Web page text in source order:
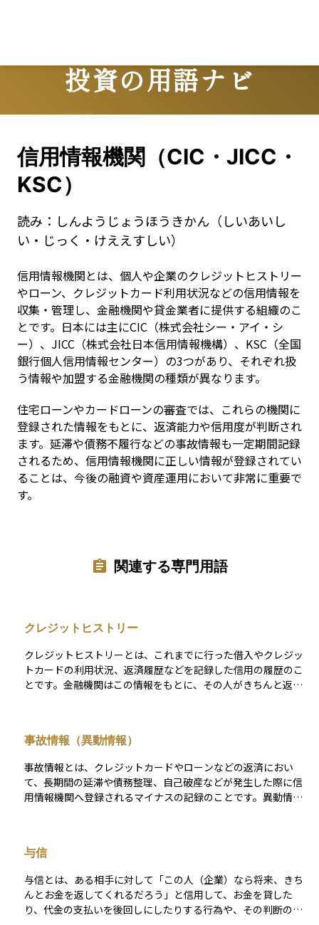
投資の用語ナビ
Terms
信用情報機関（CIC・JICC・
KSC）
読み： しんようじょうほうきかん（しいあいし
い・じっく・けええすしい）
信用情報機関とは、個人や企業のクレジットヒストリー
やローン、クレジットカード利用状況などの信用情報を
収集・管理し、金融機関や貸金業者に提供する組織のこ
とです。日本には主にCIC（株式会社シー・アイ・シ
ー）、JICC（株式会社日本信用情報機構）、KSC（全国
銀行個人信用情報センター）の3つがあり、それぞれ扱
う情報や加盟する金融機関の種類が異なります。
住宅ローンやカードローンの審査では、これらの機関に
登録された情報をもとに、返済能力や信用度が判断され
ます。延滞や債務不履行などの事故情報も一定期間記録
されるため、信用情報機関に正しい情報が登録されてい
ることは、今後の融資や資産運用において非常に重要で
す。
関連する専門用語
クレジットヒストリー
クレジットヒストリーとは、これまでに行った借入やクレジッ
トカードの利用状況、返済履歴などを記録した信用の履歴のこ
とです。金融機関はこの情報をもとに、その人がきちんと返済
遅延や未払いがあると信用度が下がり、将来の借入条件が悪く
なったり、場合によっては審査に通らないこともあります。資
産運用においても、良好なクレジットヒストリーは、投資用不
動産の購入や事業資金の調達などで有利に働く大切な要素で
す。
事故情報（異動情報）
事故情報とは、クレジットカードやローンなどの返済におい
て、長期間の延滞や債務整理、自己破産などが発生した際に信
用情報機関へ登録されるマイナスの記録のことです。異動情報
件が大きく制限されます。金融機関はこの情報をもとに「返済
能力に問題があった履歴」と判断するため、住宅ローンや投資
用不動産の融資など資産運用に関わる取引にも影響を及ぼしま
す。事故情報が消えるまでの期間は、日常的な支払いを遅れな
く行い、信用を回復することが重要です。
与信
与信とは、ある相手に対して「この人（企業）なら将来、きち
んとお金を返してくれるだろう」と信用して、お金を貸した
り、代金の支払いを後回しにしたりする行為や、その判断のこ